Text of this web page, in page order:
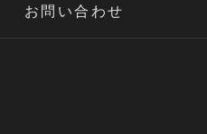
お問い合わせ